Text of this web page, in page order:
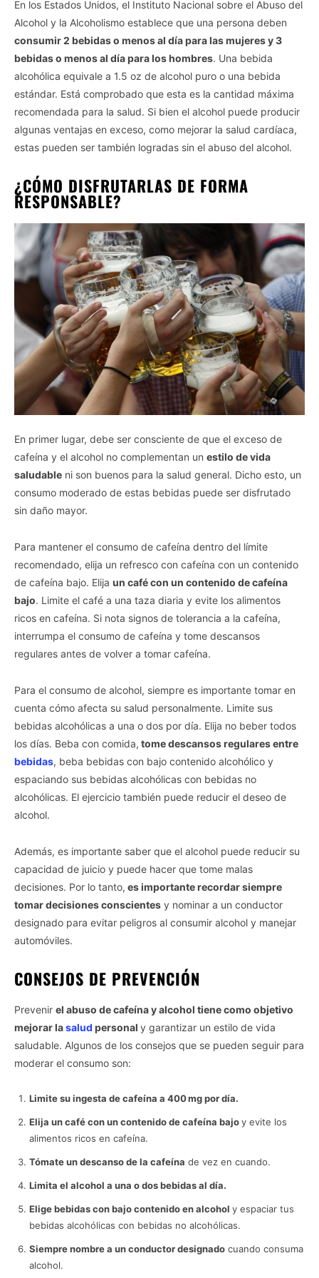
Vida.es -
En los Estados Unidos, el Instituto Nacional sobre el Abuso del
Alcohol y la Alcoholismo establece que una persona deben
consumir 2 bebidas o menos al día para las mujeres y 3
bebidas o menos al día para los hombres. Una bebida
alcohólica equivale a 1.5 oz de alcohol puro o una bebida
estándar. Está comprobado que esta es la cantidad máxima
recomendada para la salud. Si bien el alcohol puede producir
algunas ventajas en exceso, como mejorar la salud cardíaca,
estas pueden ser también logradas sin el abuso del alcohol.
¿CÓMO DISFRUTARLAS DE FORMA
RESPONSABLE?
En primer lugar, debe ser consciente de que el exceso de
cafeína y el alcohol no complementan un estilo de vida
saludable ni son buenos para la salud general. Dicho esto, un
consumo moderado de estas bebidas puede ser disfrutado
sin daño mayor.
Para mantener el consumo de cafeína dentro del límite
recomendado, elija un refresco con cafeína con un contenido
de cafeína bajo. Elija un café con un contenido de cafeína
bajo. Limite el café a una taza diaria y evite los alimentos
ricos en cafeína. Si nota signos de tolerancia a la cafeína,
interrumpa el consumo de cafeína y tome descansos
regulares antes de volver a tomar cafeína.
Para el consumo de alcohol, siempre es importante tomar en
cuenta cómo afecta su salud personalmente. Limite sus
bebidas alcohólicas a una o dos por día. Elija no beber todos
los días. Beba con comida, tome descansos regulares entre
bebidas, beba bebidas con bajo contenido alcohólico y
espaciando sus bebidas alcohólicas con bebidas no
alcohólicas. El ejercicio también puede reducir el deseo de
alcohol.
Además, es importante saber que el alcohol puede reducir su
capacidad de juicio y puede hacer que tome malas
decisiones. Por lo tanto, es importante recordar siempre
tomar decisiones conscientes y nominar a un conductor
designado para evitar peligros al consumir alcohol y manejar
automóviles.
CONSEJOS DE PREVENCIÓN
Prevenir el abuso de cafeína y alcohol tiene como objetivo
mejorar lasalud personal y garantizar un estilo de vida
saludable. Algunos de los consejos que se pueden seguir para
moderar el consumo son:
Limite su ingesta de cafeína a 400 mg por día.
Elija un café con un contenido de cafeína bajoy evite los
alimentos ricos en cafeína.
Tómate un descanso de la cafeína de vez en cuando.
Limita el alcohol a una o dos bebidas al día.
Elige bebidas con bajo contenido en alcohol y espaciar tus
bebidas alcohólicas con bebidas no alcohólicas.
Siempre nombre a un conductor designado cuando consuma
alcohol.